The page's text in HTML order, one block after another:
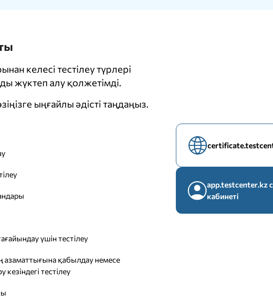
келесі тестілеу түрлері
жүктеп алу қолжетімді.
ыңғайлы әдісті таңдаңыз.
үшін тестілеу
азаматтығына қабылдау немесе
тестілеу
app.testcenter.kz
кабинеті